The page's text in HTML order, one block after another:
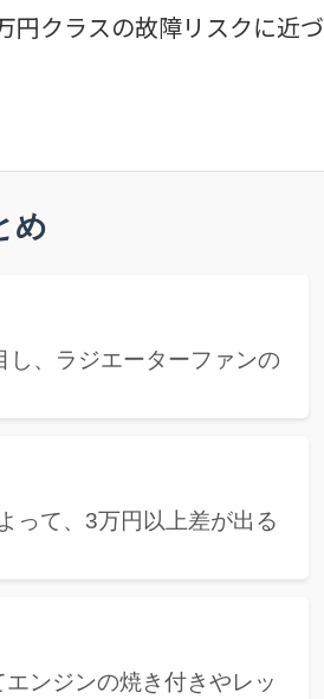
円クラスの故障リスクに近づ
め
、ラジエーターファンの
って、3万円以上差が出る
ンジンの焼き付きやレッ